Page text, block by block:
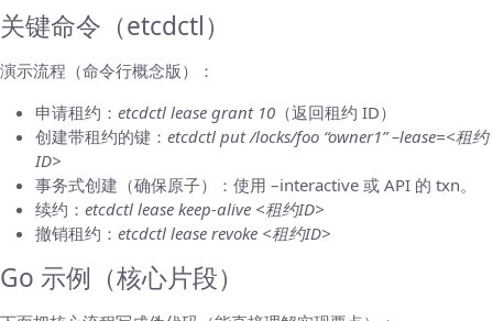
关键命令（etcdctl）
演示流程（命令行概念版）：
申请租约： etcdctl lease grant 10 （返回租约 ID）
创建带租约的键： etcdctl put /locks/foo “owner1” –lease=<租约
ID>
事务式创建（确保原子）：使用 –interactive 或 API 的 txn。
续约： etcdctl lease keep-alive <租约ID>
撤销租约： etcdctl lease revoke <租约ID>
Go 示例（核心片段）